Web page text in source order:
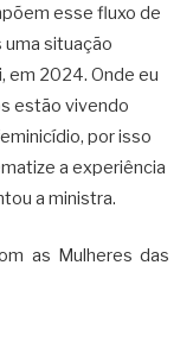
esse fluxo de
situação
em 2024. Onde eu
estão vivendo
por isso
a experiência
a ministra.
as Mulheres das